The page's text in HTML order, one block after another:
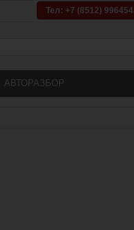
Тел: +7 (8512) 996454
АВТОРАЗБОР